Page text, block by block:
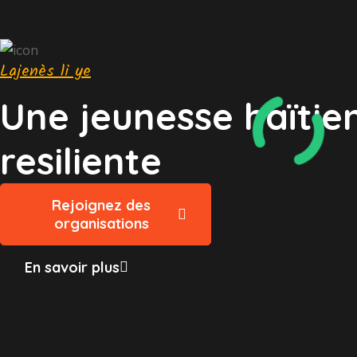
Lajenès li ye
Une jeunesse
resiliente
Rejoignez des
organisations
En savoir plus